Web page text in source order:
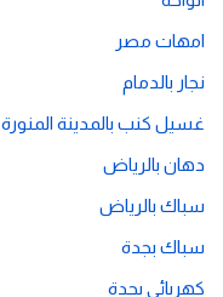
امهات مصر
نجار بالدمام
غسيل كنب بالمدينة المنورة
دهان بالرياض
سباك بالرياض
سباك بجدة
كهربائي بجدة